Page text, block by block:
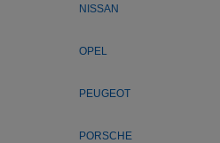
NISSAN
OPEL
PEUGEOT
PORSCHE